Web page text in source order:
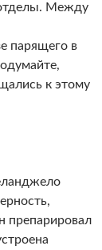
Между
парящего в
к этому
препарировал